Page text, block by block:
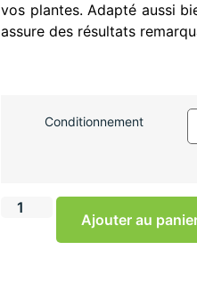
vos plantes. Adapté aussi
assure des résultats
Conditionnement
Ajouter au